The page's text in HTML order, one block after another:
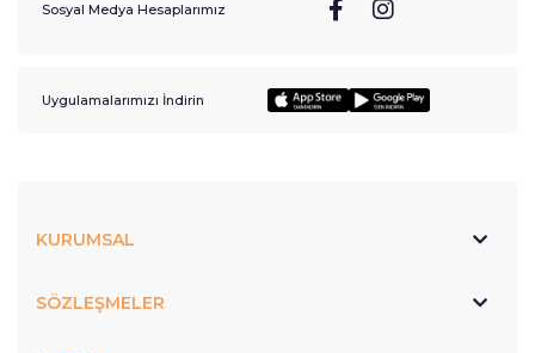
Sosyal Medya Hesaplarımız
Uygulamalarımızı İndirin
KURUMSAL
SÖZLEŞMELER